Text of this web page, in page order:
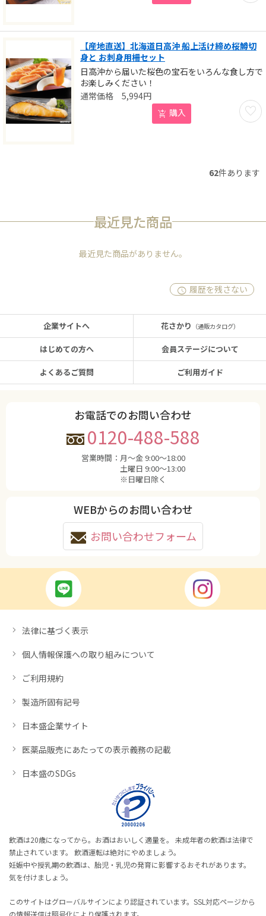
【産地直送】北海道日高沖 船上活け締め桜鱒切
身と お刺身用柵セット
日高沖から届いた桜色の宝石をいろんな食し方で
お楽しみください！
お気
5,994円
購入
62件あります
最近見た商品
最近見た商品がありません。
履歴を残さない
企業サイトへ
はじめての方へ
よくあるご質問
花さかり （通販カタログ）
会員ステージについて
ご利用ガイド
お電話でのお問い合わせ
0120-488-588
営業時間： 月〜金 9:00〜18:00
土曜日 9:00〜13:00
※日曜日除く
WEBからのお問い合わせ
お問い合わせフォーム
法律に基づく表示
個人情報保護への取り組みについて
ご利用規約
製造所固有記号
日本盛企業サイト
医薬品販売にあたっての表示義務の記載
日本盛のSDGs
飲酒は20歳になってから。お酒はおいしく適量を。 未成年者の飲酒は法律で
禁止されています。 飲酒運転は絶対にやめましょう。
妊娠中や授乳期の飲酒は、胎児・乳児の発育に影響するおそれがあります。
気を付けましょう。
このサイトはグローバルサインにより認証されています。SSL対応ページから
の情報送信は暗号化により保護されます。